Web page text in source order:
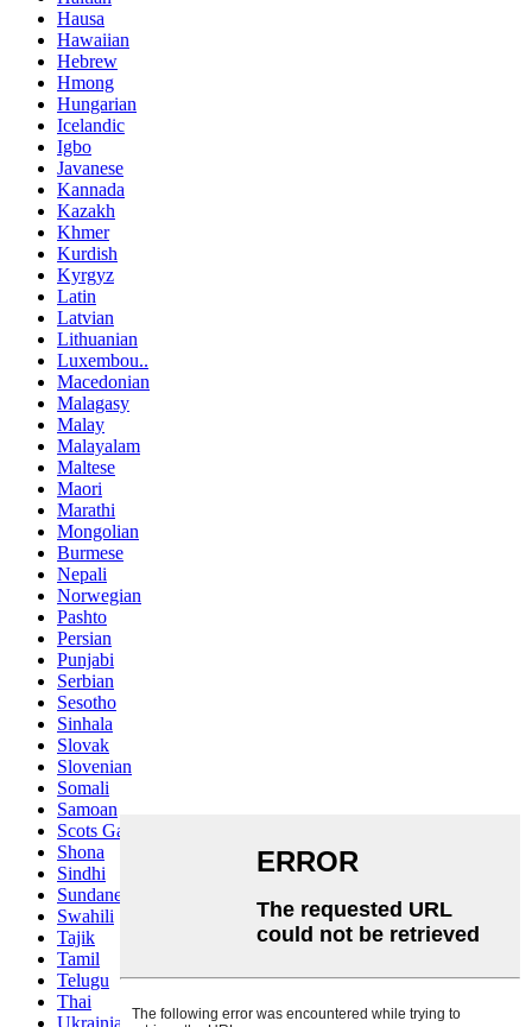
Hausa
Hawaiian
Hebrew
Hmong
Hungarian
Icelandic
Igbo
Javanese
Kannada
Kazakh
Khmer
Kurdish
Kyrgyz
Latin
Latvian
Lithuanian
Luxembou..
Macedonian
Malagasy
Malay
Malayalam
Maltese
Maori
Marathi
Mongolian
Burmese
Nepali
Norwegian
Pashto
Persian
Punjabi
Serbian
Sesotho
Sinhala
Slovak
Slovenian
Somali
Samoan
Scots Gaelic
Shona
Sindhi
Sundanese
Swahili
Tajik
Tamil
Telugu
Thai